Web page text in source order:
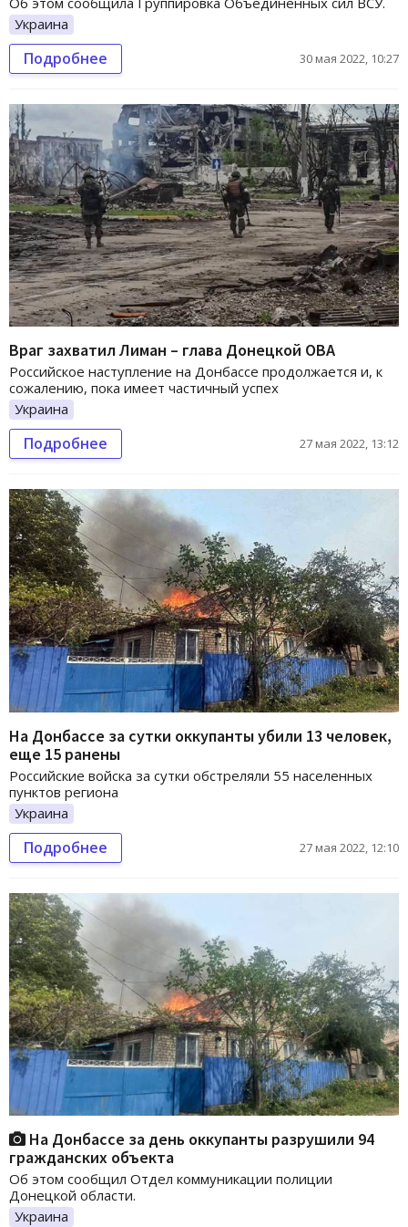
Украина
Подробнее 30 мая 2022, 10:27
Враг захватил Лиман – глава Донецкой ОВА
Российское наступление на Донбассе продолжается и, к
сожалению, пока имеет частичный успех
Украина
Подробнее 27 мая 2022, 13:12
На Донбассе за сутки оккупанты убили 13 человек,
еще 15 ранены
Российские войска за сутки обстреляли 55 населенных
пунктов региона
Украина
Подробнее 27 мая 2022, 12:10
На Донбассе за день оккупанты разрушили 94
гражданских объекта
Об этом сообщил Отдел коммуникации полиции
Донецкой области.
Украина